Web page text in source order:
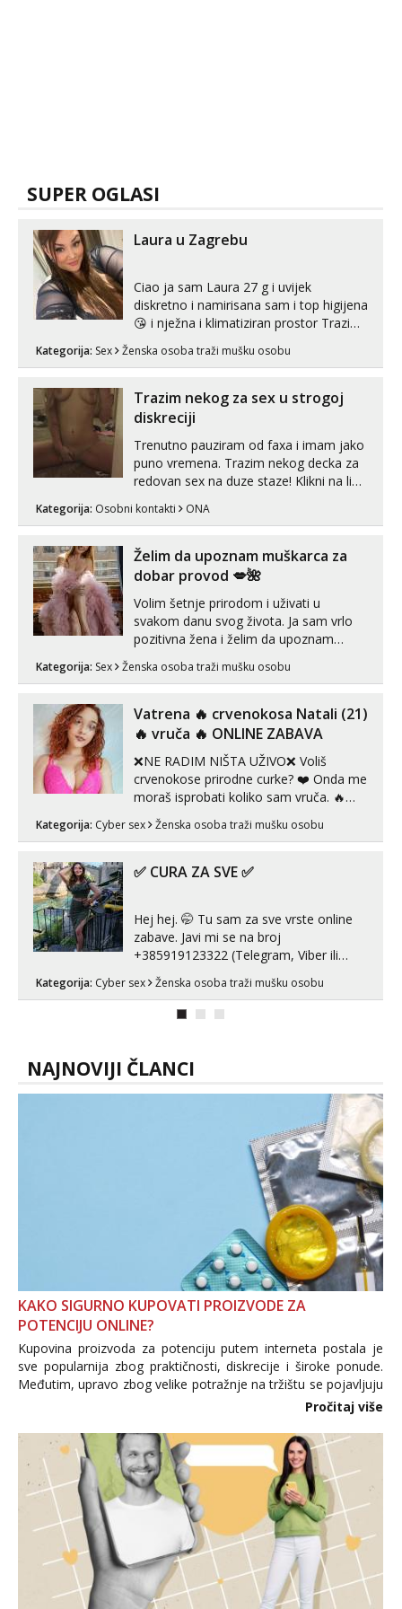
SUPER OGLASI
Laura u Zagrebu
Ciao ja sam Laura 27 g i uvijek
diskretno i namirisana sam i top higijena
😘 i nježna i klimatiziran prostor Trazim
Pusenje i gutanje sperme Erotsko rublje
tijelu Iskljucivo neradim analni !!! I
neljubim se Wha...
Kategorija: Sex Ženska osoba traži mušku osobu
Trazim nekog za sex u strogoj
diskreciji
Trenutno pauziram od faxa i imam jako
puno vremena. Trazim nekog decka za
redovan sex na duze staze! Klikni na link
Kategorija: Osobni kontakti ONA
Želim da upoznam muškarca za
dobar provod 💋🌺
Volim šetnje prirodom i uživati u
svakom danu svog života. Ja sam vrlo
pozitivna žena i želim da upoznam
može i nešto više.💋🌺 Klikni na link
Kategorija: Sex Ženska osoba traži mušku osobu
Vatrena ‎️‍🔥 crvenokosa Natali (21)
‎️‍🔥 vruča‎ ️‍🔥 ONLINE ZABAVA
❌NE RADIM NIŠTA UŽIVO❌ Voliš
crvenokose prirodne curke? ❤️ Onda me
moraš isprobati koliko sam vruča.‎ ️‍🔥
MLADA vražica koja ima 100%
prorodne grudi, 💦 Misli su mi uvijek
U mojoj raznolikoj ponudi možeš
Kategorija: Cyber sex Ženska osoba traži mušku osobu
✅ CURA ZA SVE ✅
Hej hej. 🤭 Tu sam za sve vrste online
zabave. Javi mi se na broj
+385919123322 (Telegram, Viber ili
Whatsapp). 🤙 NE javljaj se na uzivo.
Hvala.
Kategorija: Cyber sex Ženska osoba traži mušku osobu
NAJNOVIJI ČLANCI
KAKO SIGURNO KUPOVATI PROIZVODE ZA
POTENCIJU ONLINE?
Kupovina proizvoda za potenciju putem interneta postala je
sve popularnija zbog praktičnosti, diskrecije i široke ponude.
Međutim, upravo zbog velike potražnje na tržištu se pojavljuju
i brojni krivotvoreni proizvodi, nepouzdane internetske
Pročitaj više